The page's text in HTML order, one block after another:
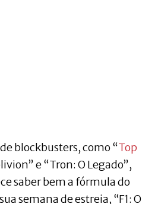
blockbusters, como “Top
e “Tron: O Legado”,
saber bem a fórmula do
semana de estreia, “F1: O